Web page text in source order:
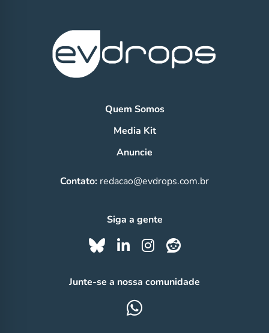
Quem Somos
Media Kit
Anuncie
Contato: redacao@evdrops.com.br
Siga a gente
Junte-se a nossa comunidade